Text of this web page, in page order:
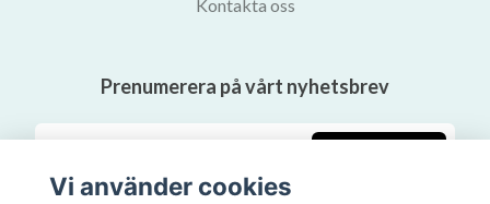
Kontakta oss
Prenumerera på vårt nyhetsbrev
Vi använder cookies